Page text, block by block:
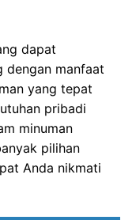
dapat
dengan manfaat
yang tepat
pribadi
minuman
pilihan
Anda nikmati